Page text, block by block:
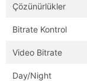
Çözünürlükler
Bitrate Kontrol
Video Bitrate
Day/Night